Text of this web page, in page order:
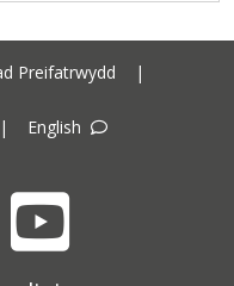
Preifatrwydd |
| English
YouTube